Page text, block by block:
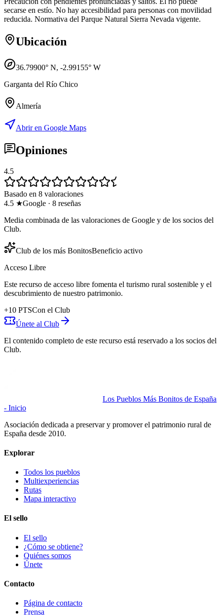
secarse en estío. No hay accesibilidad para personas con movilidad
reducida. Normativa del Parque Natural Sierra Nevada vigente.
Ubicación
36.79900° N, -2.99155° W
Garganta del Río Chico
Almería
Abrir en Google Maps
Opiniones
4.5
Basado en 8 valoraciones
4.5 ★Google · 8 reseñas
Media combinada de las valoraciones de Google y de los socios del
Club.
Club de los más BonitosBeneficio activo
Acceso Libre
Este recurso de acceso libre fomenta el turismo rural sostenible y el
descubrimiento de nuestro patrimonio.
+10 PTSCon el Club
Únete al Club
El contenido completo de este recurso está reservado a los socios del
Club.
Los Pueblos Más Bonitos de España
- Inicio
Asociación dedicada a preservar y promover el patrimonio rural de
España desde 2010.
Explorar
Todos los pueblos
Multiexperiencias
Rutas
Mapa interactivo
El sello
El sello
¿Cómo se obtiene?
Quiénes somos
Únete
Contacto
Página de contacto
Prensa